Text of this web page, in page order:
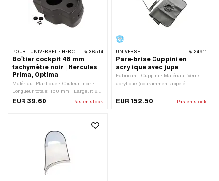
POUR : UNIVERSEL · HERCULES 36514
Boîtier cockpit 48 mm
tachymètre noir | Hercules
Prima, Optima
Matériau: Plastique · Couleur: noir ·
Longueur totale: 160 mm · Largeur: 80
mm · Hauteur: 90 mm ·
fixation: 2 pcs · Ø trou de fixation: 6.5
EUR 39.60 Pas en stock
UNIVERSEL 24911
Pare-brise Cuppini en
acrylique avec jupe
Fabricant: Cuppini · Matériau: Verre
acrylique (couramment appelé
540 mm
EUR 152.50 Pas en stock